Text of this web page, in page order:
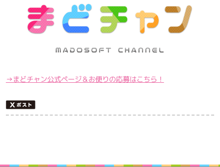
→まどチャン公式ページ＆お便りの応募はこちら！